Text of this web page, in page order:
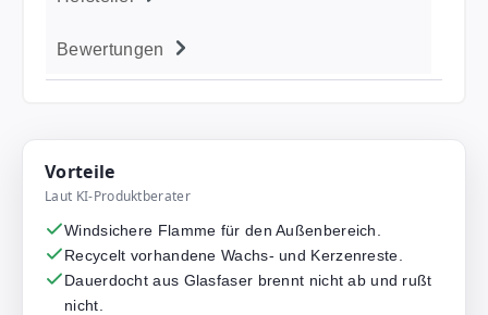
Bewertungen
Vorteile
Laut KI-Produktberater
Windsichere Flamme für den Außenbereich.
Recycelt vorhandene Wachs- und Kerzenreste.
Dauerdocht aus Glasfaser brennt nicht ab und rußt
nicht.